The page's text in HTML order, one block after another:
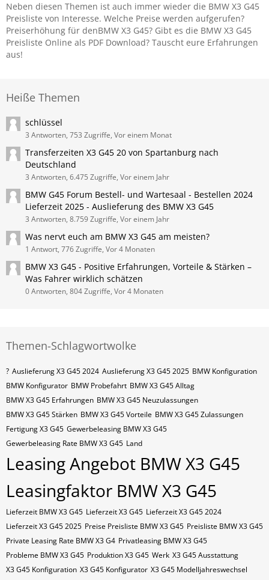
Neben diesen Themen ist auch immer wieder die BMW X3 G45
Preisliste von Interesse. Welche Preise werden aufgerufen?
Preiserhöhung für denBMW X3 G45? Gibt es die BMW X3 G45
Preisliste Online als PDF Download? Tauscht eure Erfahrungen
aus!
Heiße Themen
schlüssel
3 Antworten, 753 Zugriffe, Vor einem Monat
Transferzeiten X3 G45 20 von Spartanburg nach
Deutschland
3 Antworten, 6.475 Zugriffe, Vor einem Jahr
BMW G45 Forum Bestell- und Wartesaal - Bestellen 2024
Lieferzeit 2025 - Auslieferung des BMW X3 G45
3 Antworten, 8.759 Zugriffe, Vor einem Jahr
Was nervt euch am BMW X3 G45 am meisten?
1 Antwort, 776 Zugriffe, Vor 4 Monaten
BMW X3 G45 - Positive Erfahrungen, Vorteile & Stärken –
Was Fahrer wirklich schätzen
0 Antworten, 804 Zugriffe, Vor 4 Monaten
Themen-Schlagwortwolke
? Auslieferung X3 G45 2024 Auslieferung X3 G45 2025 BMW Konfiguration
BMW Konfigurator BMW Probefahrt BMW X3 G45 Alltag
BMW X3 G45 Erfahrungen BMW X3 G45 Neuzulassungen
BMW X3 G45 Stärken BMW X3 G45 Vorteile BMW X3 G45 Zulassungen
Fertigung X3 G45 Gewerbeleasing BMW X3 G45
Gewerbeleasing Rate BMW X3 G45 Land
Leasing Angebot BMW X3 G45
Leasingfaktor BMW X3 G45
Lieferzeit BMW X3 G45 Lieferzeit X3 G45 Lieferzeit X3 G45 2024
Lieferzeit X3 G45 2025 Preise Preisliste BMW X3 G45 Preisliste BMW X3 G45
Private Leasing Rate BMW X3 G4 Privatleasing BMW X3 G45
Probleme BMW X3 G45 Produktion X3 G45 Werk X3 G45 Ausstattung
X3 G45 Konfiguration X3 G45 Konfigurator X3 G45 Modelljahreswechsel